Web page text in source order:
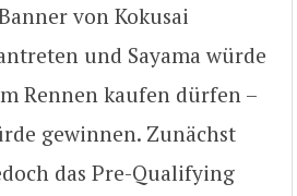
von Kokusai
und Sayama würde
Rennen kaufen dürfen –
gewinnen. Zunächst
das Pre-Qualifying